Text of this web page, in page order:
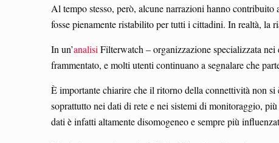
Al tempo stesso, però, alcune narrazioni hanno contribuito
fosse pienamente ristabilito per tutti i cittadini. In realtà, la
In un’analisi Filterwatch – organizzazione specializzata
frammentato, e molti utenti continuano a segnalare che
È importante chiarire che il ritorno della connettività non
soprattutto nei dati di rete e nei sistemi di monitoraggio,
dati è infatti altamente disomogeneo e sempre più